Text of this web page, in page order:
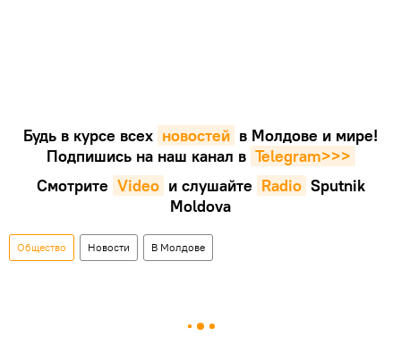
Будь в курсе всех новостей в Молдове и мире!
Подпишись на наш канал в Telegram>>>
Смотрите Video и слушайте Radio Sputnik
Moldova
Общество Новости В Молдове